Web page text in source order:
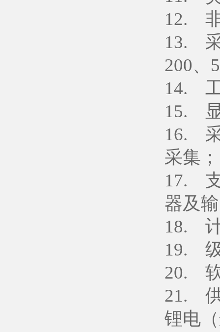
12. 非
13. 采
200、
14.
15.
16.
采集；
17.
器及
18.
19.
20. 软
21. 供
锂电